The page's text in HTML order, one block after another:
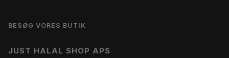
BESØG VORES BUTIK
JUST HALAL SHOP APS